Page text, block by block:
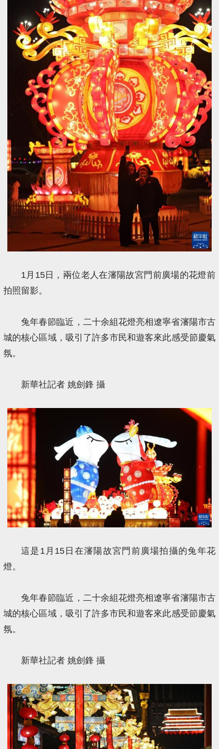
1月15日，兩位老人在瀋陽故宮門前廣場的花燈前
拍照留影。
兔年春節臨近，二十余組花燈亮相遼寧省瀋陽市古
城的核心區域，吸引了許多市民和遊客來此感受節慶氣
氛。
新華社記者 姚劍鋒 攝
這是1月15日在瀋陽故宮門前廣場拍攝的兔年花
燈。
兔年春節臨近，二十余組花燈亮相遼寧省瀋陽市古
城的核心區域，吸引了許多市民和遊客來此感受節慶氣
氛。
新華社記者 姚劍鋒 攝